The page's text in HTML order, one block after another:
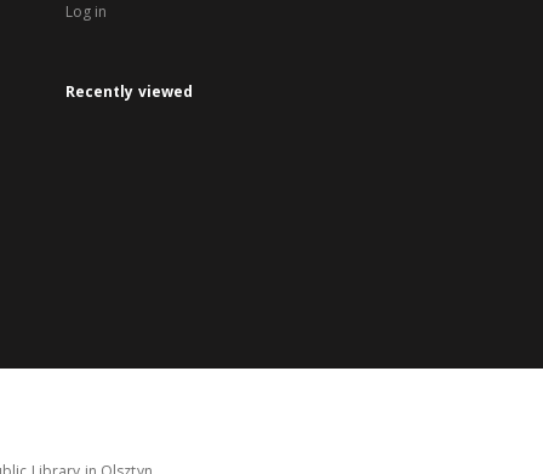
Log in
Recently viewed